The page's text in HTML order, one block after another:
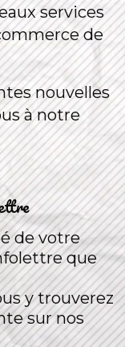
services
de
nouvelles
à notre
de votre
que
y trouverez
sur nos